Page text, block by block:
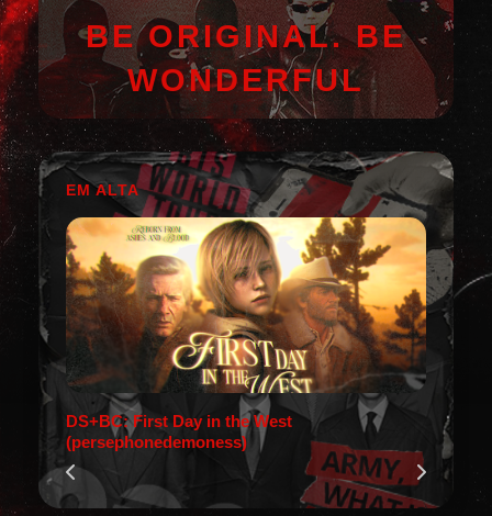
BE ORIGINAL. BE
WONDERFUL
EM ALTA
DS+BC: First Day in the West
(persephonedemoness)